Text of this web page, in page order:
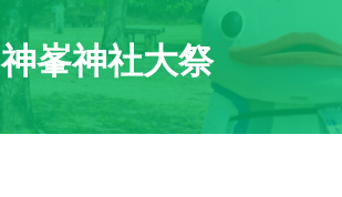
子育て 学校
神峯神社大祭